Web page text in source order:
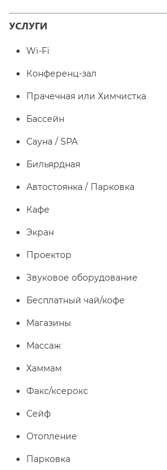
УСЛУГИ
Wi-Fi
Конференц-зал
Прачечная или Химчистка
Бассейн
Сауна / SPA
Бильярдная
Автостоянка / Парковка
Кафе
Экран
Проектор
Звуковое оборудование
Бесплатный чай/кофе
Магазины
Массаж
Хаммам
Факс/ксерокс
Сейф
Отопление
Парковка